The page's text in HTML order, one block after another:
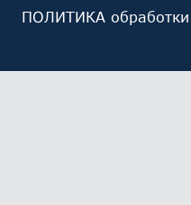
ПОЛИТИКА